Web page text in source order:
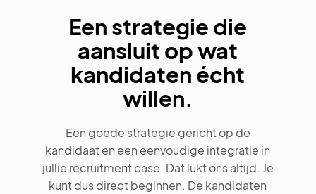
Een strategie die
aansluit op wat
kandidaten écht
willen.
Een goede strategie gericht op de
kandidaat en een eenvoudige integratie in
jullie recruitment case. Dat lukt ons altijd. Je
kunt dus direct beginnen. De kandidaten